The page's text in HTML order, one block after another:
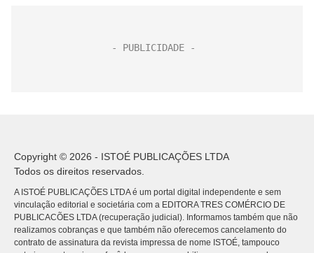
Copyright © 2026 - ISTOÉ PUBLICAÇÕES LTDA
Todos os direitos reservados.
A ISTOÉ PUBLICAÇÕES LTDA é um portal digital independente e sem
vinculação editorial e societária com a EDITORA TRES COMÉRCIO DE
PUBLICACÕES LTDA (recuperação judicial). Informamos também que não
realizamos cobranças e que também não oferecemos cancelamento do
contrato de assinatura da revista impressa de nome ISTOÉ, tampouco